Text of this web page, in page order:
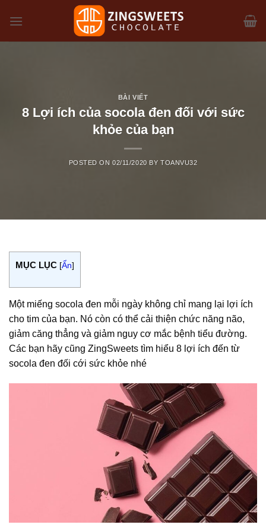
BÀI VIẾT
8 Lợi ích của socola đen đối với sức
khỏe của bạn
POSTED ON02/11/2020 BY TOANVU32
MỤC LỤC [Ẩn]
Một miếng socola đen mỗi ngày không chỉ mang lại lợi ích
cho tim của bạn. Nó còn có thể cải thiện chức năng não,
giảm căng thẳng và giảm nguy cơ mắc bệnh tiểu đường.
Các bạn hãy cũng ZingSweets tìm hiểu 8 lợi ích đến từ
socola đen đối cới sức khỏe nhé